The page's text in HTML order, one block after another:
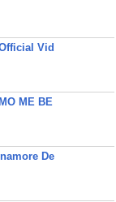
Vid
ME BE
De